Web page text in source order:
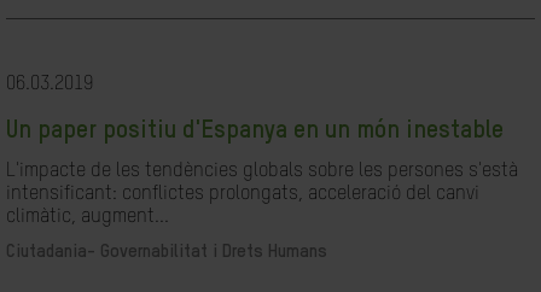
06.03.2019
Un paper positiu d'Espanya en un món inestable
L'impacte de les tendències globals sobre les persones s'està
intensificant: conflictes prolongats, acceleració del canvi
climàtic, augment...
Ciutadania- Governabilitat i Drets Humans